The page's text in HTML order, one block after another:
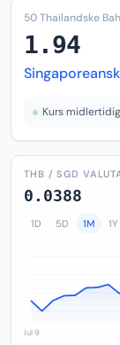
50 Thailandske
1.94
Kurs
THB / SGD
0.0388
1D 5D 1M 1Y